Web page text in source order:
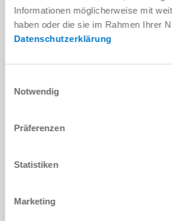
Informationen möglicherweise mit
haben oder die sie im Rahmen Ihrer
Datenschutzerklärung
Notwendig
Präferenzen
Statistiken
Marketing
TAILLE DE FABRICATION: SCH23
SCH23-B